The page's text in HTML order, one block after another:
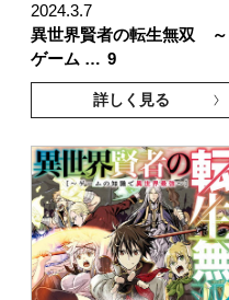
2024.3.7
異世界賢者の転生無双 ～
ゲーム … 9
詳しく見る